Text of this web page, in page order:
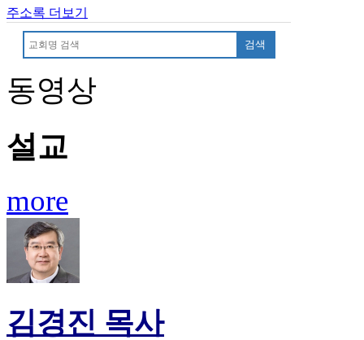
주소록 더보기
검색
동영상
설교
more
김경진 목사